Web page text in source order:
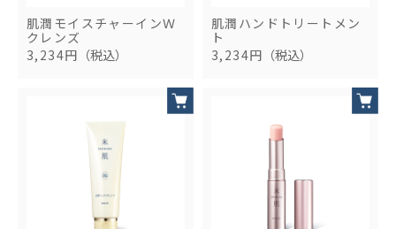
肌潤モイスチャーインＷ
クレンズ
3,234円 （税込）
肌潤ハンドトリートメン
ト
3,234円 （税込）